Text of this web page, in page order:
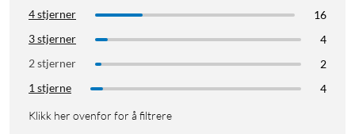
4 stjerner
16
3 stjerner
4
2 stjerner
2
1 stjerne
4
Klikk her ovenfor for å filtrere